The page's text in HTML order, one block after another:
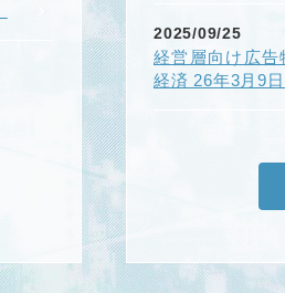
2025/09/25
経営層向け広
経済 26年3月9